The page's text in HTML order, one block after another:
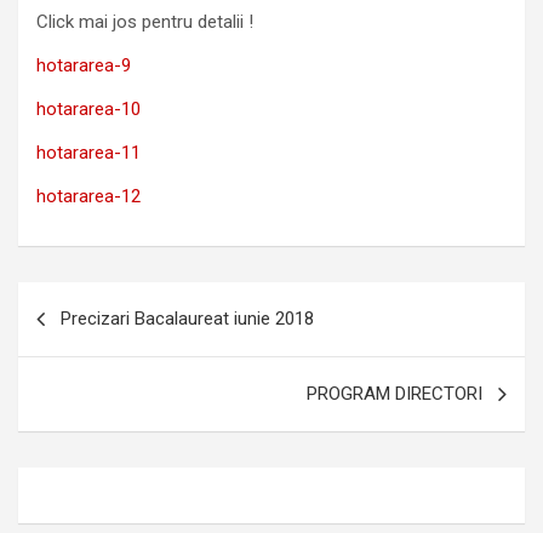
Click mai jos pentru detalii !
hotararea-9
hotararea-10
hotararea-11
hotararea-12
Precizari Bacalaureat iunie 2018
PROGRAM DIRECTORI